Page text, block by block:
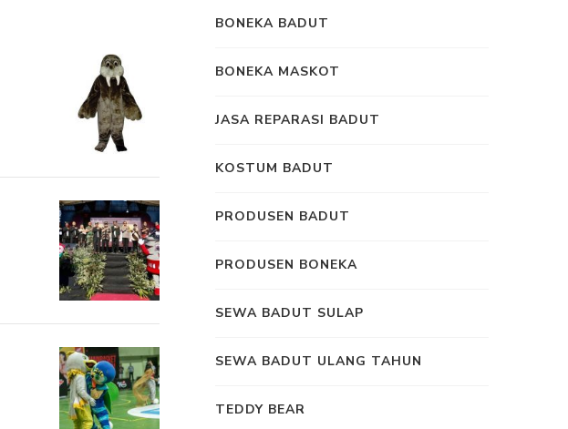
BONEKA BADUT
BONEKA MASKOT
JASA REPARASI BADUT
KOSTUM BADUT
PRODUSEN BADUT
PRODUSEN BONEKA
SEWA BADUT SULAP
SEWA BADUT ULANG TAHUN
TEDDY BEAR